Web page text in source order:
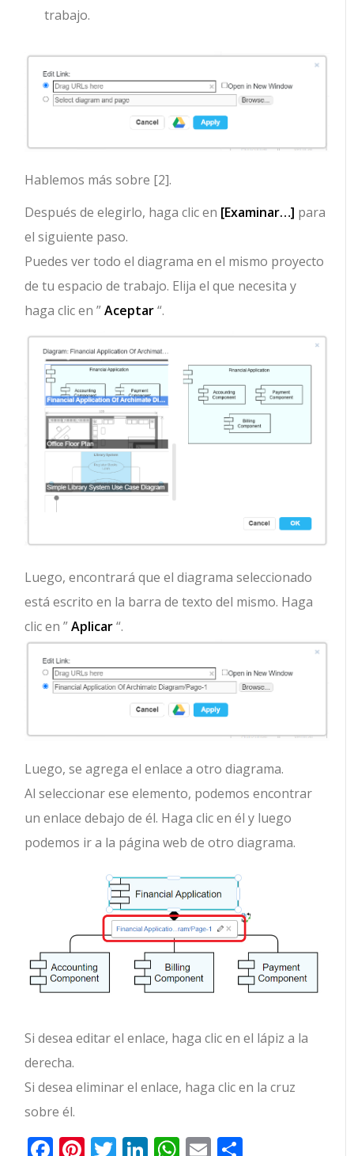
trabajo.
Hablemos más sobre [2].
Después de elegirlo, haga clic en [Examinar…] para
el siguiente paso.
Puedes ver todo el diagrama en el mismo proyecto
de tu espacio de trabajo. Elija el que necesita y
haga clic en ”Aceptar“.
Luego, encontrará que el diagrama seleccionado
está escrito en la barra de texto del mismo. Haga
clic en ”Aplicar“.
Luego, se agrega el enlace a otro diagrama.
Al seleccionar ese elemento, podemos encontrar
un enlace debajo de él. Haga clic en él y luego
podemos ir a la página web de otro diagrama.
Si desea editar el enlace, haga clic en el lápiz a la
derecha.
Si desea eliminar el enlace, haga clic en la cruz
sobre él.
Facebook
Pinterest
Twitter
LinkedIn
WhatsApp
Email